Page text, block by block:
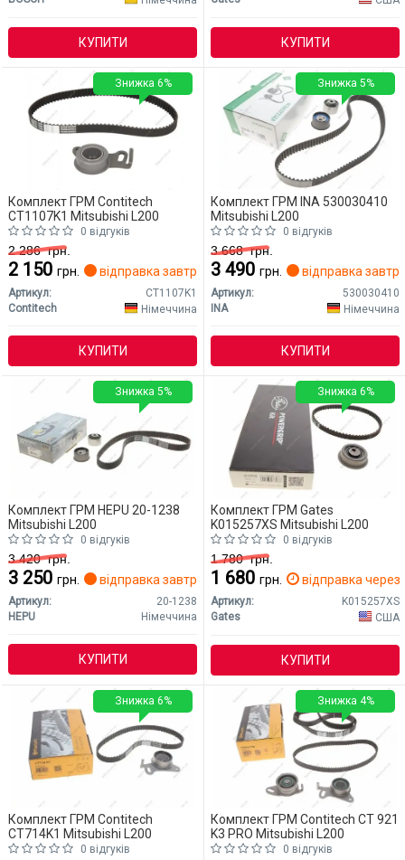
КУПИТИ КУПИТИ
Комплект ГРМ Contitech
CT1107K1 Mitsubishi L200
0 відгуків
2 286грн.
2 150 грн. відправка завтра
Артикул:
CT1107K1
Contitech
Німеччина
КУПИТИ
Знижка 6%
Комплект ГРМ INA 530030410
Mitsubishi L200
0 відгуків
3 668грн.
3 490 грн. відправка
Артикул:
530030410
INA
Німеччина
КУПИТИ
Знижка 5%
Комплект ГРМ HEPU 20-1238
Mitsubishi L200
0 відгуків
3 420грн.
3 250 грн. відправка завтра
Артикул:
20-1238
HEPU
Німеччина
КУПИТИ
Знижка 5%
Комплект ГРМ Gates
K015257XS Mitsubishi L200
0 відгуків
1 780грн.
1 680 грн. відправка через
Артикул:
K015257XS
Gates
США
КУПИТИ
Знижка 6%
Комплект ГРМ Contitech
CT714K1 Mitsubishi L200
0 відгуків
Знижка 6%
Комплект ГРМ Contitech CT 921
K3 PRO Mitsubishi L200
0 відгуків
Знижка 4%